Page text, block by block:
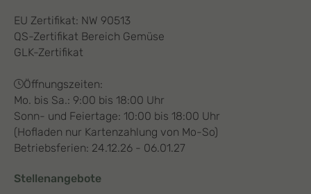
EU Zertifikat: NW 90513
QS-Zertifikat Bereich Gemüse
GLK-Zertifikat
Öffnungszeiten:
Mo. bis Sa.: 9:00 bis 18:00 Uhr
Sonn- und Feiertage: 10:00 bis 18:00 Uhr
(Hofladen nur Kartenzahlung von Mo-So)
Betriebsferien: 24.12.26 - 06.01.27
Stellenangebote